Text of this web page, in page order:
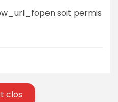
soit permis
clos